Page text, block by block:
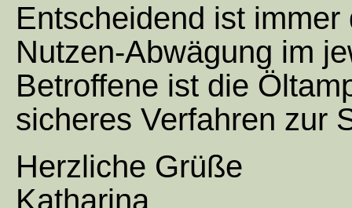
Entscheidend ist
Nutzen-Abwägung im
Betroffene ist die
sicheres Verfahren zur
Herzliche Grüße
Katharina